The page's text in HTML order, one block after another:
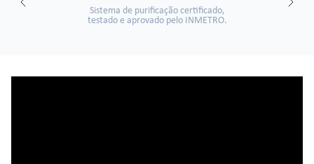
Sistema de purificação certificado,
testado e aprovado pelo INMETRO.